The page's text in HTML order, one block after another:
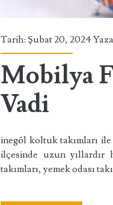
Tarih: Şubat 20, 2024
Mobilya
Vadi
inegöl koltuk takımları
ilçesinde uzun yıllardır
takımları, yemek odası